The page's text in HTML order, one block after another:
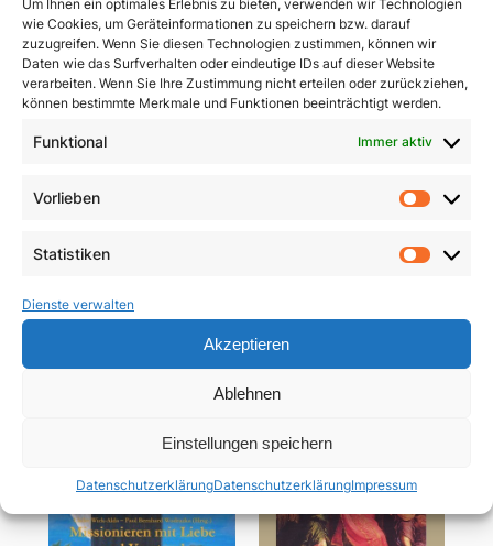
Um Ihnen ein optimales Erlebnis zu bieten, verwenden wir Technologien
wie Cookies, um Geräteinformationen zu speichern bzw. darauf
zuzugreifen. Wenn Sie diesen Technologien zustimmen, können wir
Daten wie das Surfverhalten oder eindeutige IDs auf dieser Website
verarbeiten. Wenn Sie Ihre Zustimmung nicht erteilen oder zurückziehen,
können bestimmte Merkmale und Funktionen beeinträchtigt werden.
Funktional Immer aktiv
Vorlieben
Statistiken
Dienste verwalten
Akzeptieren
Ablehnen
Einstellungen speichern
DatenschutzerklärungDatenschutzerklärungImpressum
Den Kreuzweg beten
Leben aus der Fülle des